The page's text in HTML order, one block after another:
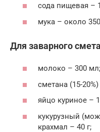
сода пищевая –
мука – около
Для заварного
молоко – 300 мл;
сметана (15-
яйцо куриное –
кукурузный
крахмал – 40 г;